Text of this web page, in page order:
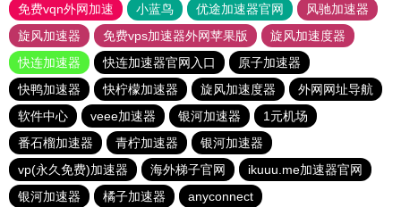
免费vqn外网加速
小蓝鸟 优途加速器官网
风驰加速器
旋风加速器
免费vps加速器外网苹果版
旋风加速度器
快连加速器
快连加速器官网入口
原子加速器
快鸭加速器
快柠檬加速器 旋风加速度器
外网网址导航
软件中心
veee加速器 银河加速器
1元机场
番石榴加速器
青柠加速器
银河加速器
vp(永久免费)加速器
海外梯子官网
ikuuu.me加速器官网
银河加速器
橘子加速器 anyconnect